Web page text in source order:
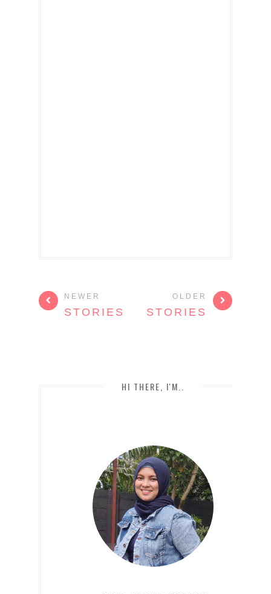
NEWER
STORIES
OLDER
STORIES
HI THERE, I'M..